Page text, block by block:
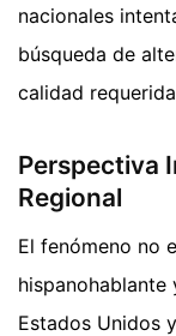
nacionales
búsqueda de
calidad
Perspectiva
Regional
El fenómeno no
hispanohablante
Estados Unidos